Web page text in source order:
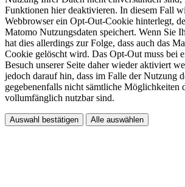
Funktionen hier deaktivieren. In diesem Fall
Webbrowser ein Opt-Out-Cookie hinterlegt,
Matomo Nutzungsdaten speichert. Wenn Sie
hat dies allerdings zur Folge, dass auch das
Cookie gelöscht wird. Das Opt-Out muss bei
Besuch unserer Seite daher wieder aktiviert
jedoch darauf hin, dass im Falle der Nutzung
gegebenenfalls nicht sämtliche Möglichkeiten
vollumfänglich nutzbar sind.
Auswahl bestätigen Alle auswählen